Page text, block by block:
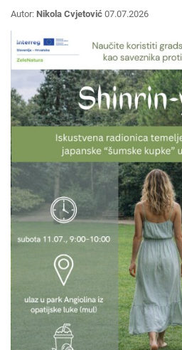
Autor: Nikola Cvjetović 07.07.2026